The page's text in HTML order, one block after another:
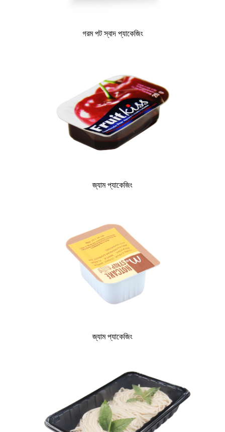
গরম পট স্বাদ প্যাকেজিং
জ্যাম প্যাকেজিং
জ্যাম প্যাকেজিং